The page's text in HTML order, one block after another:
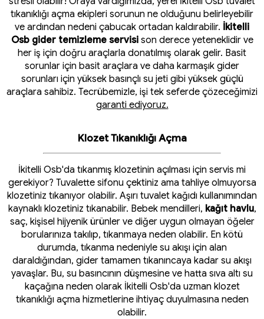
tıkanıklığı açma ekipleri sorunun ne olduğunu belirleyebilir
ve ardından nedeni çabucak ortadan kaldırabilir. İkitelli
Osb gider temizleme servisison derece yeteneklidir ve
her iş için doğru araçlarla donatılmış olarak gelir. Basit
sorunlar için basit araçlara ve daha karmaşık gider
sorunları için yüksek basınçlı su jeti gibi yüksek güçlü
araçlara sahibiz. Tecrübemizle, işi tek seferde çözeceğimizi
garanti ediyoruz.
Klozet Tıkanıklığı Açma
İkitelli Osb'da tıkanmış klozetinin açılması için servis mi
gerekiyor? Tuvalette sifonu çektiniz ama tahliye olmuyorsa
klozetiniz tıkanıyor olabilir. Aşırı tuvalet kağıdı kullanımından
kaynaklı klozetiniz tıkanabilir. Bebek mendilleri, kağıt havlu,
saç, kişisel hijyenik ürünler ve diğer uygun olmayan öğeler
borularınıza takılıp, tıkanmaya neden olabilir. En kötü
durumda, tıkanma nedeniyle su akışı için alan
daraldığından, gider tamamen tıkanıncaya kadar su akışı
yavaşlar. Bu, su basıncının düşmesine ve hatta sıva altı su
kaçağına neden olarak İkitelli Osb'da uzman klozet
tıkanıklığı açma hizmetlerine ihtiyaç duyulmasına neden
olabilir.